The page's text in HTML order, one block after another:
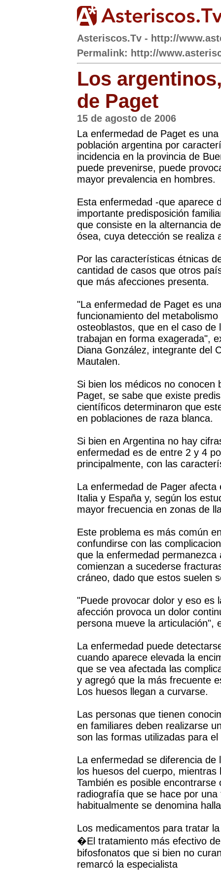
Asteriscos.Tv - http://
Permalink: http://
Los
de Paget
15 de agosto de 2006
La enfermedad de Paget es
población argentina por
incidencia en la provincia de
puede prevenirse, puede
mayor prevalencia en hombres.
Esta enfermedad -que aparece
importante predisposición
que consiste en la alternancia
ósea, cuya detección se realiza
Por las características étnicas
cantidad de casos que otros
que más afecciones presenta.
"La enfermedad de Paget es
funcionamiento del
osteoblastos, que en el caso de
trabajan en forma exagerada",
Diana González, integrante del
Mautalen.
Si bien los médicos no conocen
Paget, se sabe que existe
científicos determinaron que
en poblaciones de raza blanca.
Si bien en Argentina no hay
enfermedad es de entre 2 y 4
principalmente, con las
La enfermedad de Pager
Italia y España y, según los
mayor frecuencia en zonas de
Este problema es más común
confundirse con las
que la enfermedad
comienzan a sucederse
cráneo, dado que estos suelen
"Puede provocar dolor y eso es
afección provoca un dolor
persona mueve la articulación",
La enfermedad puede
cuando aparece elevada la
que se vea afectada las
y agregó que la más frecuente
Los huesos llegan a curvarse.
Las personas que tienen
en familiares deben realizarse
son las formas utilizadas para el
La enfermedad se diferencia
los huesos del cuerpo,
También es posible
radiografía que se hace por
habitualmente se denomina
Los medicamentos para tratar
�El tratamiento más efectivo
bifosfonatos que si bien no
remarcó la especialista